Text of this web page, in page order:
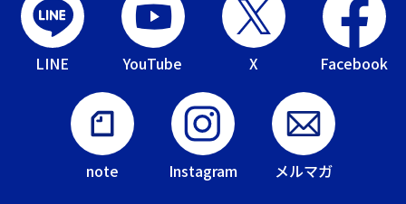
LINE YouTube X Facebook
note Instagram メルマガ